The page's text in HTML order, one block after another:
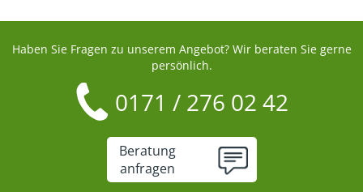
Haben Sie Fragen zu unserem Angebot? Wir beraten Sie gerne
persönlich.
0171 / 276 02 42
Beratung
anfragen